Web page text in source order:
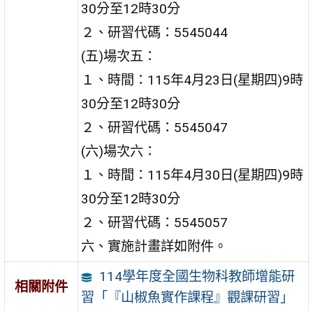
30分至12時30分
２、研習代碼：5545044
(五)場次五：
１、時間：115年4月23日(星期四)9時
30分至12時30分
２、研習代碼：5545047
(六)場次六：
１、時間：115年4月30日(星期四)9時
30分至12時30分
２、研習代碼：5545057
六、實施計畫詳如附件。
相關附件
114學年度全國生物科教師增能研
習「『山椒魚實作課程』觀課研習」